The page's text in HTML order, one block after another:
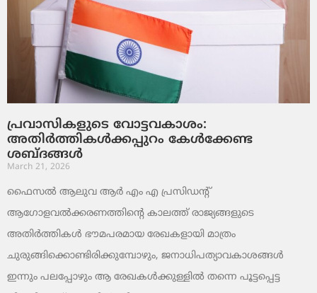
പ്രവാസികളുടെ വോട്ടവകാശം:
അതിർത്തികൾക്കപ്പുറം കേൾക്കേണ്ട
ശബ്ദങ്ങൾ
March 21, 2026
ഫൈസൽ ആലുവ ആർ എം എ പ്രസിഡന്റ്
ആഗോളവൽക്കരണത്തിന്റെ കാലത്ത് രാജ്യങ്ങളുടെ
അതിർത്തികൾ ഭൗമപരമായ രേഖകളായി മാത്രം
ചുരുങ്ങിക്കൊണ്ടിരിക്കുമ്പോഴും, ജനാധിപത്യാവകാശങ്ങൾ
ഇന്നും പലപ്പോഴും ആ രേഖകൾക്കുള്ളിൽ തന്നെ പൂട്ടപ്പെട്ട